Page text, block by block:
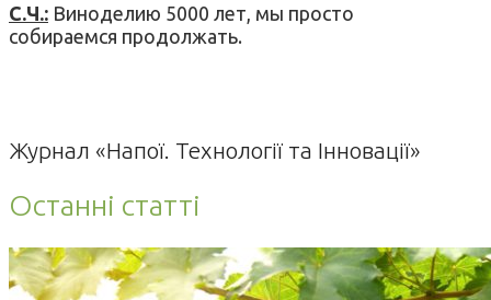
С.Ч.: Виноделию 5000 лет, мы просто
собираемся продолжать.
Журнал «Напої. Технології та Інновації»
Останні статті